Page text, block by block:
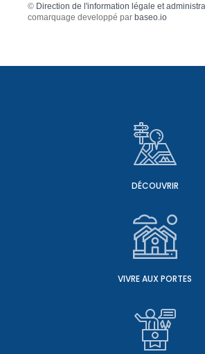
© Direction de l'information légale et
comarquage developpé par baseo.io
DÉCOUVRIR
VIVRE AUX PORTES